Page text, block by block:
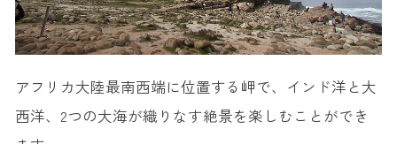
アフリカ大陸最南西端に位置する岬で、インド洋と大
西洋、2つの大海が織りなす絶景を楽しむことができ